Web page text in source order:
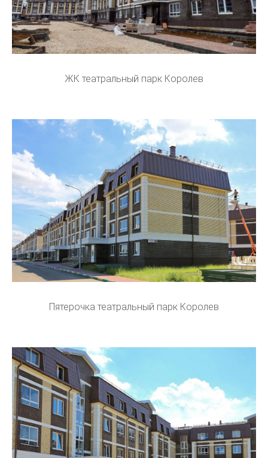
ЖК театральный парк Королев
Пятерочка театральный парк Королев